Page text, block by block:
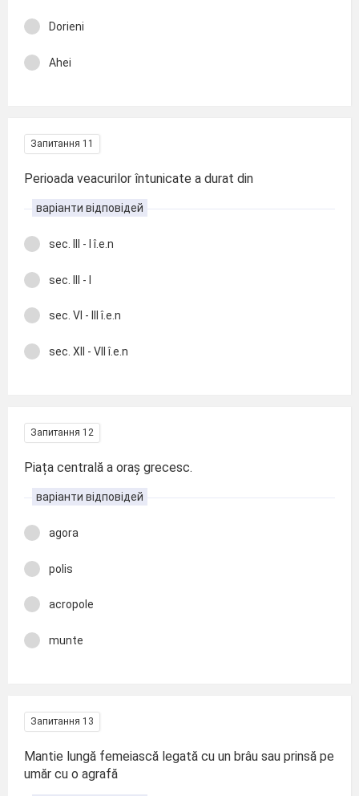
Dorieni
Ahei
Запитання 11
Perioada veacurilor întunicate a durat din
варіанти відповідей
sec. III - I î.e.n
sec. III - I
sec. VI - III î.e.n
sec. XII - VII î.e.n
Запитання 12
Piața centrală a oraș grecesc.
варіанти відповідей
agora
polis
acropole
munte
Запитання 13
Mantie lungă femeiască legată cu un brâu sau prinsă pe
umăr cu o agrafă